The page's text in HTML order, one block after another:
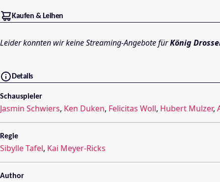
Kaufen & Leihen
Leider konnten wir keine Streaming-Angebote fürKönig
Details
Schauspieler
Jasmin Schwiers, Ken Duken, Felicitas Woll, Hubert Mulzer,
Regie
Sibylle Tafel, Kai Meyer-Ricks
Author